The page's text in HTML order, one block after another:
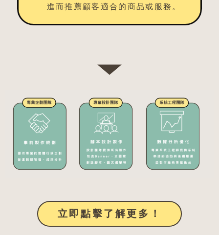
進而推薦顧客適合的商品或服務。
立即點擊了解更多！